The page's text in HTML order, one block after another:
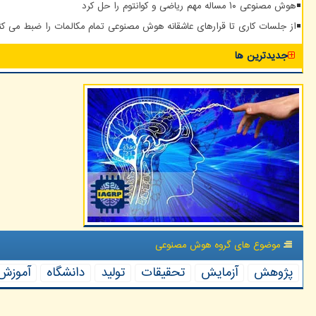
هوش مصنوعی ۱۰ مساله مهم ریاضی و کوانتوم را حل کرد
از جلسات کاری تا قرارهای عاشقانه هوش مصنوعی تمام مکالمات را ضبط می
جدیدترین ها
موضوع های گروه هوش مصنوعی
پژوهش آزمایش تحقیقات تولید دانشگاه